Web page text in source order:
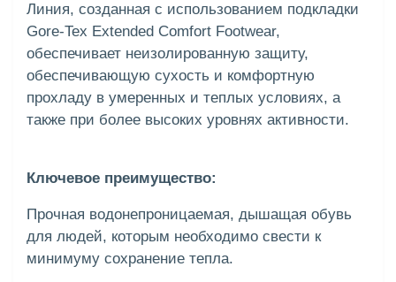
Линия, созданная с использованием подкладки
Gore-Tex Extended Comfort Footwear,
обеспечивает неизолированную защиту,
обеспечивающую сухость и комфортную
прохладу в умеренных и теплых условиях, а
также при более высоких уровнях активности.
Ключевое преимущество:
Прочная водонепроницаемая, дышащая обувь
для людей, которым необходимо свести к
минимуму сохранение тепла.